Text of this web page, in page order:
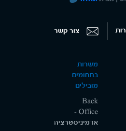
משרות
בתחומים
מובילים
Back
Office -
אדמיניסטרציה